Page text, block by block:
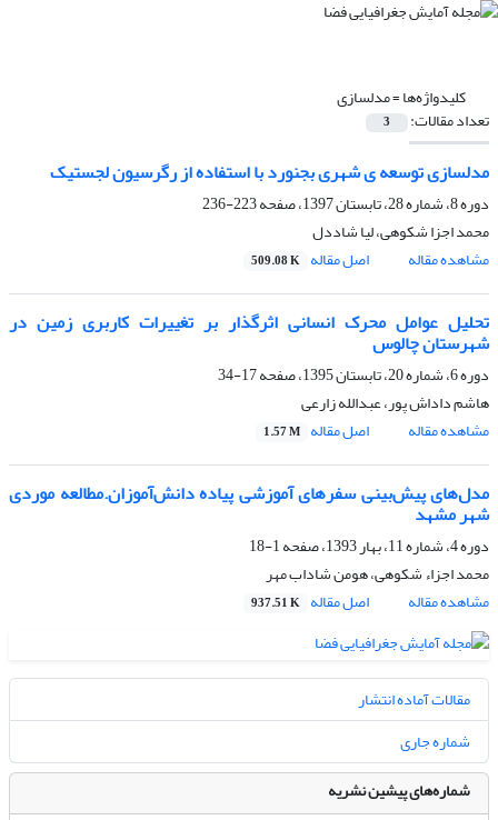
کلیدواژه‌ها =مدلسازی
تعداد مقالات: 3
مدلسازی توسعه ی شهری بجنورد با استفاده از رگرسیون لجستیک
دوره 8، شماره 28، تابستان 1397، صفحه
223-236
محمد اجزا شکوهی، لیا شاددل
مشاهده مقاله
اصل مقاله 509.08 K
تحلیل عوامل محرک انسانی اثرگذار بر تغییرات کاربری زمین در
شهرستان چالوس
دوره 6، شماره 20، تابستان 1395، صفحه
17-34
هاشم داداش پور، عبدالله زارعی
مشاهده مقاله
اصل مقاله 1.57 M
مدل‌های پیش‌بینی سفرهای آموزشی پیاده دانش‌آموزان.مطالعه موردی
شهر مشهد
دوره 4، شماره 11، بهار 1393، صفحه
1-18
محمد اجزاء شکوهی، هومن شاداب مهر
مشاهده مقاله
اصل مقاله 937.51 K
مقالات آماده انتشار
شماره جاری
شماره‌های پیشین نشریه